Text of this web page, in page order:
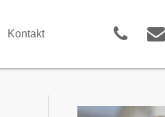
Kontakt